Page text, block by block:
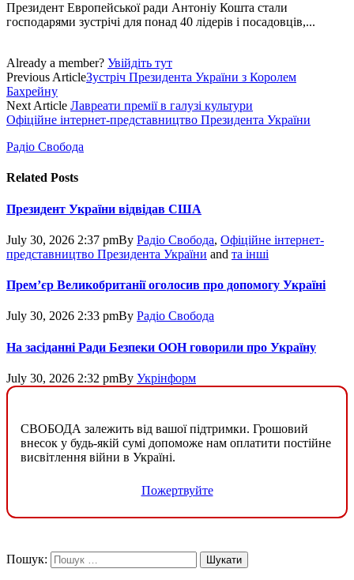
Президент Европейської ради Антоніу Кошта стали
господарями зустрічі для понад 40 лідерів і посадовців,...
Already a member? Увійдіть тут
Previous ArticleЗустріч Президента України з Королем
Бахрейну
Next Article Лавреати премії в галузі культури
Офіційне інтернет-представництво Президента України
Радіо Свобода
Related Posts
Президент України відвідав США
July 30, 2026 2:37 pmBy Радіо Свобода, Офіційне інтернет-
представництво Президента України and та інші
Прем’єр Великобританії оголосив про допомогу Україні
July 30, 2026 2:33 pmBy Радіо Свобода
На засіданні Ради Безпеки ООН говорили про Україну
July 30, 2026 2:32 pmBy Укрінформ
СВОБОДА залежить від вашої підтримки. Грошовий
внесок у будь-якій сумі допоможе нам оплатити постійне
висвітлення війни в Україні.
Пожертвуйте
Пошук: